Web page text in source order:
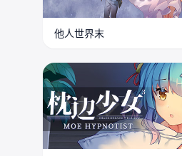
他人世界末